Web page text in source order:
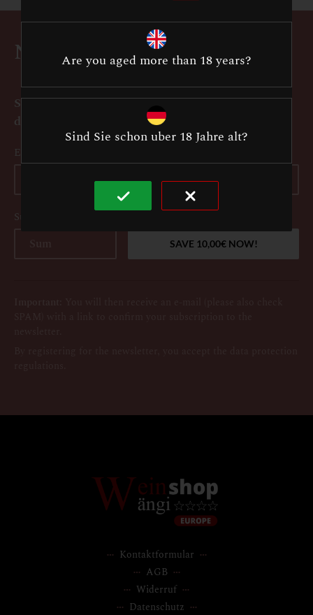
Are you aged more than 18 years?
Sind Sie schon uber 18 Jahre alt?
Newsletter
Subscribe to our newsletter and get a 10,00 €
discount on your first order!
E-mail
Sum 1 + 8 =
Kontaktformular
AGB
Widerruf
Datenschutz